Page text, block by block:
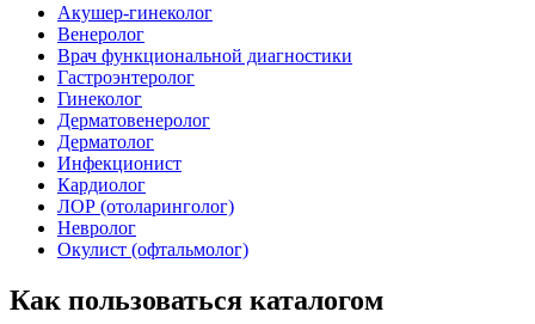
Акушер-гинеколог
Венеролог
Врач функциональной диагностики
Гастроэнтеролог
Гинеколог
Дерматовенеролог
Дерматолог
Инфекционист
Кардиолог
ЛОР (отоларинголог)
Невролог
Окулист (офтальмолог)
Как пользоваться каталогом